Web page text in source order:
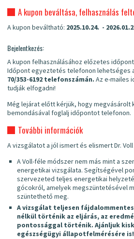
A kupon beváltása, felhasználás
A kupon beváltható: 2025.10.24. -
Bejelentkezés:
A kupon felhasználásához előzetes
Időpont egyeztetés telefonon lehetséges
70/353-6192 telefonszámán. Az e-mailes
tudják elfogadni!
Még lejárat előtt kérjük, hogy megvásárolt
bemondásával foglalj időpontot telefonon.
További információk
A vizsgálatot a jól ismert és elismert Dr.
A Voll-féle módszer nem más mint a
energetikai vizsgálata. Segítségével
szervezeted teljes energetikai
gócokról, amelyek megszüntetésével
szüntethető meg.
A vizsgálat teljesen
nélkül történik az eljárás, az
pontossággal történik. Ajánljuk
egészségügyi állapotfelmérésére is!